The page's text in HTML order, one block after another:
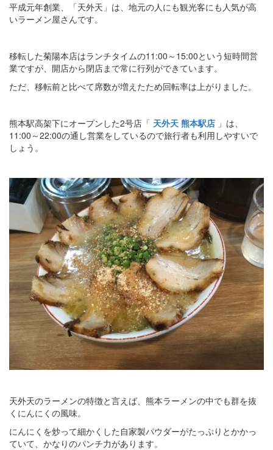
平成元年創業、「天外天」は、地元の人にも観光客にも人気が高
いラーメン屋さんです。
移転した菊陽本店はランチタイムの11:00～15:00という短時間営
業ですが、開店から閉店まで常に行列ができています。
ただ、移転前と比べて席数が増えたため回転率は上がりました。
熊本駅高架下にオープンした2号店「 天外天 熊本駅店 」は、
11:00～22:00の通し営業をしているので旅行者も利用しやすいで
しょう。
天外天のラーメンの特徴と言えば、熊本ラーメンの中でも群を抜
くにんにくの風味。
にんにくを炒って細かくした自家製パウダーがたっぷりとかかっ
ていて、かなりのパンチ力があります。